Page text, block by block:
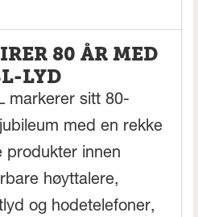
80 ÅR MED
LYD
markerer sitt 80-
med en rekke
produkter innen
høyttalere,
og hodetelefoner,